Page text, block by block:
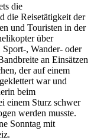
die
die Reisetätigkeit der
und Touristen in der
über
, Wander- oder
an Einsätzen
der auf einem
war und
beim
einem Sturz schwer
werden musste.
Sonntag mit